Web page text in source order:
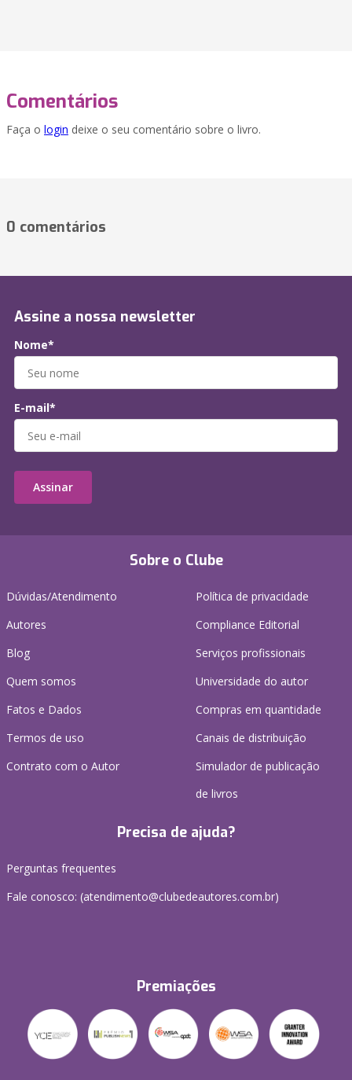
Comentários
Faça o login deixe o seu comentário sobre o livro.
0 comentários
Sobre o Clube
Dúvidas/Atendimento
Autores
Blog
Quem somos
Fatos e Dados
Termos de uso
Contrato com o Autor
Política de privacidade
Compliance Editorial
Serviços profissionais
Universidade do autor
Compras em quantidade
Canais de distribuição
Simulador de publicação
de livros
Precisa de ajuda?
Perguntas frequentes
Fale conosco: (atendimento@clubedeautores.com.br)
Premiações
Assine a nossa newsletter
Nome*
E-mail*
Assinar